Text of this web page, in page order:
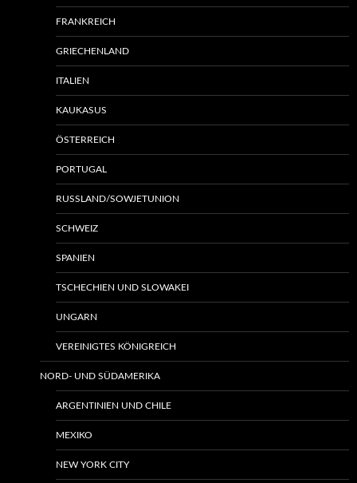
FRANKREICH
GRIECHENLAND
ITALIEN
KAUKASUS
ÖSTERREICH
PORTUGAL
RUSSLAND/SOWJETUNION
SCHWEIZ
SPANIEN
TSCHECHIEN UND SLOWAKEI
UNGARN
VEREINIGTES KÖNIGREICH
NORD- UND SÜDAMERIKA
ARGENTINIEN UND CHILE
MEXIKO
NEW YORK CITY